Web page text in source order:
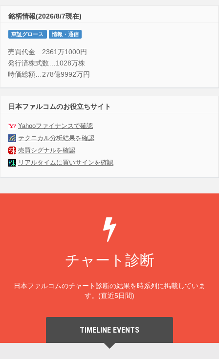
銘柄情報(2026/8/7現在)
東証グロース 情報・通信
売買代金…2361万1000円
発行済株式数…1028万株
時価総額…278億9992万円
日本ファルコムのお役立ちサイト
Yahooファイナンスで確認
テクニカル分析結果を確認
売買シグナルを確認
リアルタイムに買いサインを確認
チャート診断
日本ファルコムのチャート診断の結果を時系列に掲載していま
す。(直近5日間)
TIMELINE EVENTS